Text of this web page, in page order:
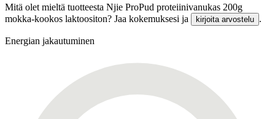
Mitä olet mieltä tuotteesta Njie ProPud proteiinivanukas 200g
mokka-kookos laktoositon? Jaa kokemuksesi ja
kirjoita arvostelu .
Energian jakautuminen